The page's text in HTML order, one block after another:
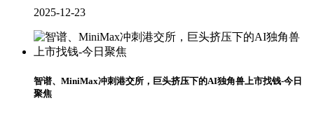
2025-12-23
智谱、MiniMax冲刺港交所，巨头挤压下的AI独角兽上市找钱-今日
聚焦